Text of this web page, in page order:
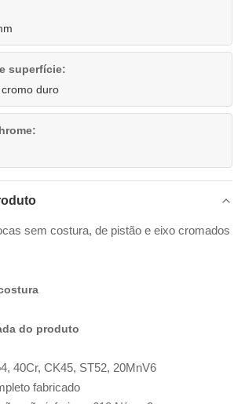
superfície:
duro
sem costura, de pistão e eixo cromados
do produto
40Cr, CK45, ST52, 20MnV6
fabricado